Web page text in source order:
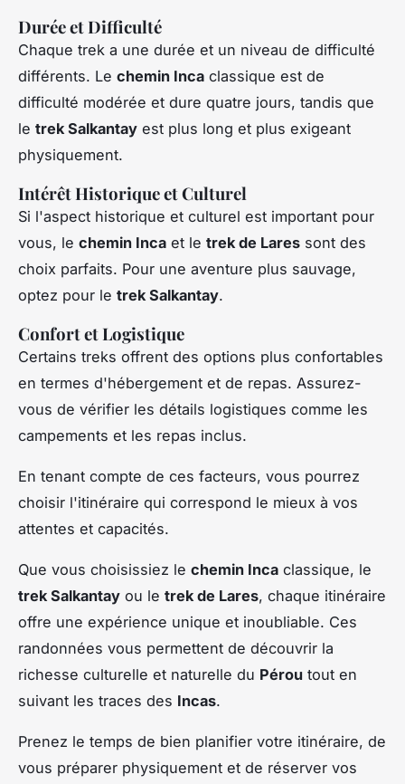
Durée et Difficulté
Chaque trek a une durée et un niveau de difficulté
différents. Le chemin Inca classique est de
difficulté modérée et dure quatre jours, tandis que
le trek Salkantay est plus long et plus exigeant
physiquement.
Intérêt Historique et Culturel
Si l'aspect historique et culturel est important pour
vous, le chemin Inca et le trek de Lares sont des
choix parfaits. Pour une aventure plus sauvage,
optez pour le trek Salkantay.
Confort et Logistique
Certains treks offrent des options plus confortables
en termes d'hébergement et de repas. Assurez-
vous de vérifier les détails logistiques comme les
campements et les repas inclus.
En tenant compte de ces facteurs, vous pourrez
choisir l'itinéraire qui correspond le mieux à vos
attentes et capacités.
Que vous choisissiez le chemin Inca classique, le
trek Salkantay ou le trek de Lares, chaque itinéraire
offre une expérience unique et inoubliable. Ces
randonnées vous permettent de découvrir la
richesse culturelle et naturelle du Pérou tout en
suivant les traces des Incas.
Prenez le temps de bien planifier votre itinéraire, de
vous préparer physiquement et de réserver vos